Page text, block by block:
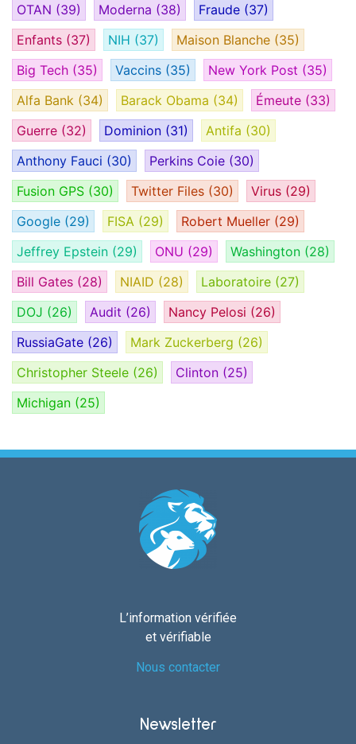
OTAN (39) Moderna (38) Fraude (37)
Enfants (37) NIH (37) Maison Blanche (35)
Big Tech (35) Vaccins (35) New York Post (35)
Alfa Bank (34) Barack Obama (34) Émeute (33)
Guerre (32) Dominion (31) Antifa (30)
Anthony Fauci (30) Perkins Coie (30)
Fusion GPS (30) Twitter Files (30) Virus (29)
Google (29) FISA (29) Robert Mueller (29)
Jeffrey Epstein (29) ONU (29) Washington (28)
Bill Gates (28) NIAID (28) Laboratoire (27)
DOJ (26) Audit (26) Nancy Pelosi (26)
RussiaGate (26) Mark Zuckerberg (26)
Christopher Steele (26) Clinton (25)
Michigan (25)
L’information vérifiée
et vérifiable
Nous contacter
Newsletter